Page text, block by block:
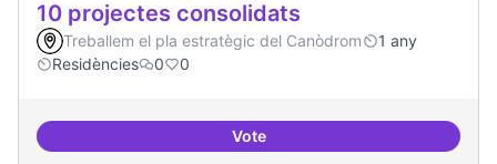
10 projectes consolidats
Treballem el pla estratègic del Canòdrom
1 any
Residències
0 0
Vote10 projectes consolidats